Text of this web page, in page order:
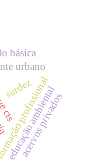
profissional
urbano
educação ambiental
ctsacervos privados
surdez
básica